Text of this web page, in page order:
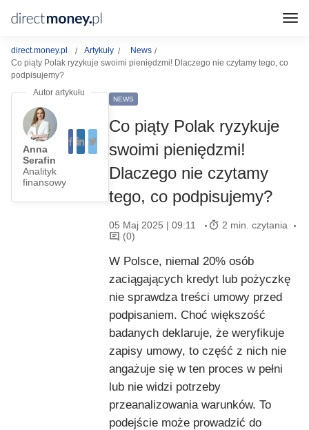
direct.money.pl Artykuły
News
Co piąty Polak ryzykuje swoimi pieniędzmi! Dlaczego nie czytamy tego, co
podpisujemy?
Anna
Serafin
Analityk
finansowy
NEWS
Co piąty Polak ryzykuje
swoimi pieniędzmi!
Dlaczego nie czytamy
tego, co podpisujemy?
05 Maj 2025 | 09:11
2 min. czytania
(0)
W Polsce, niemal 20% osób
zaciągających kredyt lub pożyczkę
nie sprawdza treści umowy przed
podpisaniem. Choć większość
badanych deklaruje, że weryfikuje
zapisy umowy, to część z nich nie
angażuje się w ten proces w pełni
lub nie widzi potrzeby
przeanalizowania warunków. To
podejście może prowadzić do